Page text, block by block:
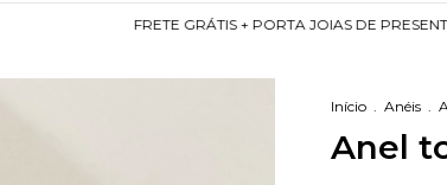
FRETE GRÁTIS + PORTA JOIAS DE PRESENTE:
Início . Anéis .
Anel